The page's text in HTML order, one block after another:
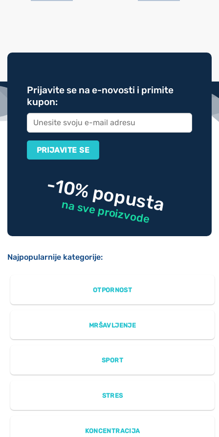
Prijavite se na e-novosti i primite
kupon:
-10% popusta
na sve proizvode
Najpopularnije kategorije:
OTPORNOST
MRŠAVLJENJE
SPORT
STRES
KONCENTRACIJA